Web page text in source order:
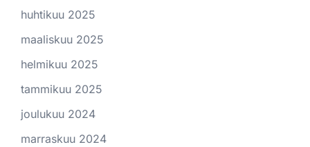
huhtikuu 2025
maaliskuu 2025
helmikuu 2025
tammikuu 2025
joulukuu 2024
marraskuu 2024